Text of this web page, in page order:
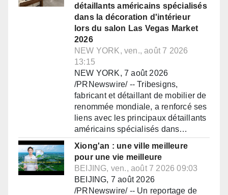
détaillants américains spécialisés
dans la décoration d'intérieur
lors du salon Las Vegas Market
2026
NEW YORK, ven., août 7 2026
13:15
NEW YORK, 7 août 2026
/PRNewswire/ -- Tribesigns,
fabricant et détaillant de mobilier de
renommée mondiale, a renforcé ses
liens avec les principaux détaillants
américains spécialisés dans…
Xiong'an : une ville meilleure
pour une vie meilleure
BEIJING, ven., août 7 2026 09:03
BEIJING, 7 août 2026
/PRNewswire/ -- Un reportage de